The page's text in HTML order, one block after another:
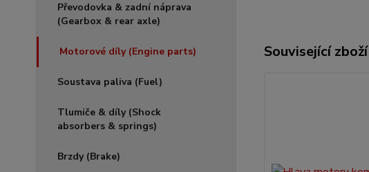
Převodovka & zadní náprava
(Gearbox & rear axle)
Motorové díly (Engine parts)
Soustava paliva (Fuel)
Tlumiče & díly (Shock
absorbers & springs)
Brzdy (Brake)
Související zboží